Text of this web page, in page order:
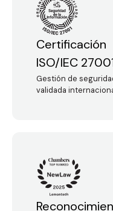
Certificación
ISO/IEC
Gestión de
validada